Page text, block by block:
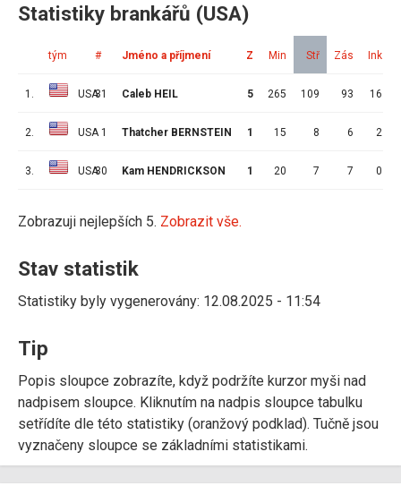
Statistiky brankářů (USA)
tým # Jméno a příjmení Z Min Stř Zás Ink
1. USA31 Caleb HEIL 5 265 109 93 16
2. USA 1 Thatcher BERNSTEIN 1 15 8 6 2
3. USA30 Kam HENDRICKSON 1 20 7 7 0
Zobrazuji nejlepších 5. Zobrazit vše.
Stav statistik
Statistiky byly vygenerovány: 12.08.2025 - 11:54
Tip
Popis sloupce zobrazíte, když podržíte kurzor myši nad
nadpisem sloupce. Kliknutím na nadpis sloupce tabulku
setřídíte dle této statistiky (oranžový podklad). Tučně jsou
vyznačeny sloupce se základními statistikami.